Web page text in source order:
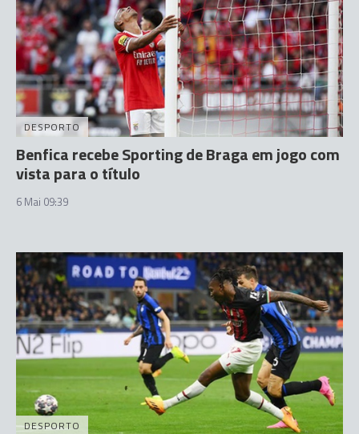
DESPORTO
Benfica recebe Sporting de Braga em jogo com
vista para o título
6 Mai 09:39
DESPORTO